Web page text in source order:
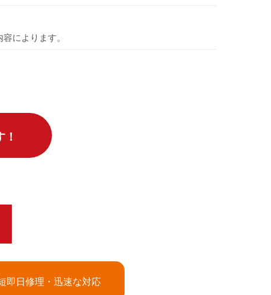
によります。
即日修理・迅速な対応